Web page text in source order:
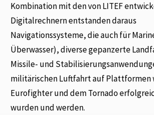
Kombination mit den von LITEF
Digitalrechnern entstanden daraus
Navigationssysteme, die auch für
Überwasser), diverse gepanzerte
Missile- und
militärischen Luftfahrt auf Plattformen
Eurofighter und dem Tornado
wurden und werden.